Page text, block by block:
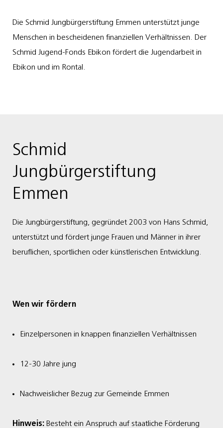
Die Schmid Jungbürgerstiftung Emmen unterstützt junge
Menschen in bescheidenen finanziellen Verhältnissen. Der
Schmid Jugend-Fonds Ebikon fördert die Jugendarbeit in
Ebikon und im Rontal.
Schmid
Jungbürgerstiftung
Emmen
Die Jungbürgerstiftung, gegründet 2003 von Hans Schmid,
unterstützt und fördert junge Frauen und Männer in ihrer
beruflichen, sportlichen oder künstlerischen Entwicklung.
Wen wir fördern
Einzelpersonen in knappen finanziellen Verhältnissen
12-30 Jahre jung
Nachweislicher Bezug zur Gemeinde Emmen
Hinweis: Besteht ein Anspruch auf staatliche Förderung